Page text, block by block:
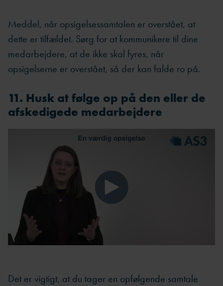
Meddel, når opsigelsessamtalen er overstået, at
dette er tilfældet. Sørg for at kommunikere til dine
medarbejdere, at de ikke skal fyres, når
opsigelserne er overstået, så der kan falde ro på.
11. Husk at følge op på den eller de
afskedigede medarbejdere
Det er vigtigt, at du tager en opfølgende samtale